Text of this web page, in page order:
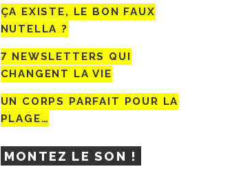
ÇA EXISTE, LE BON FAUX
NUTELLA ?
7 NEWSLETTERS QUI
CHANGENT LA VIE
UN CORPS PARFAIT POUR LA
PLAGE…
MONTEZ LE SON !